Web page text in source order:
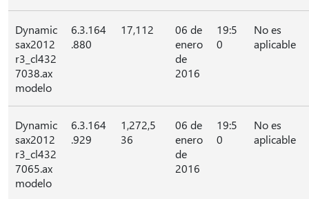
Dynamic
sax2012
r3_cl432
7038.ax
modelo
6.3.164
.880
17,112
06 de
enero
de
2016
19:5
0
No es
aplicable
Dynamic
sax2012
r3_cl432
7065.ax
modelo
6.3.164
.929
1,272,5
36
06 de
enero
de
2016
19:5
0
No es
aplicable